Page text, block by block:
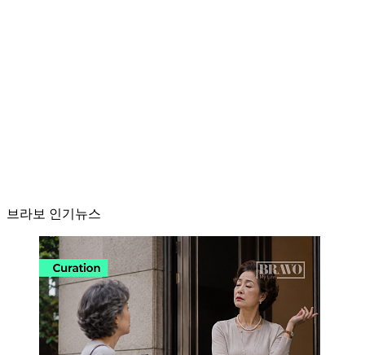
브라보 인기뉴스